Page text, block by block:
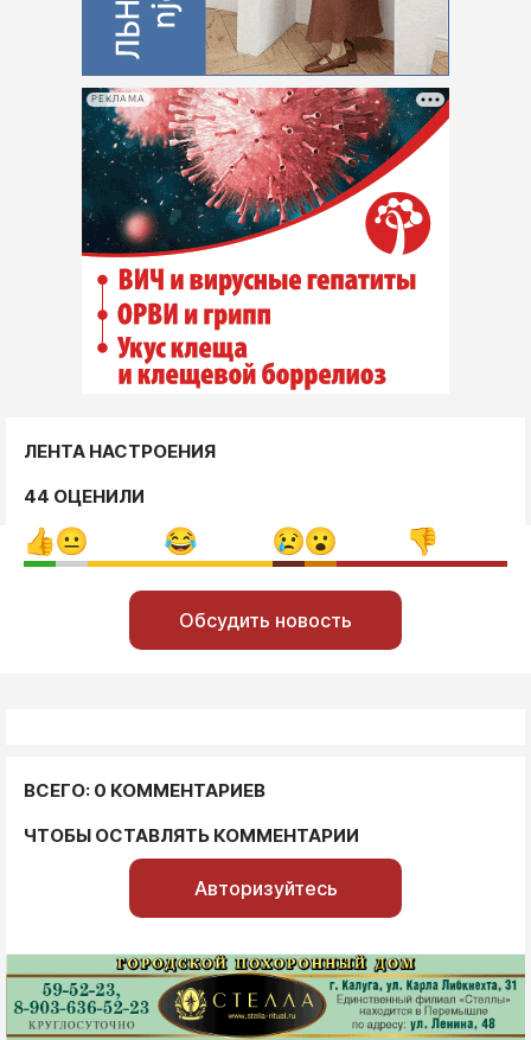
РЕКЛАМА
ЛЕНТА НАСТРОЕНИЯ
44 ОЦЕНИЛИ
Обсудить новость
ВСЕГО: 0 КОММЕНТАРИЕВ
ЧТОБЫ ОСТАВЛЯТЬ КОММЕНТАРИИ
Авторизуйтесь